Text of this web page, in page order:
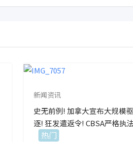
新闻资讯
史无前例! 加拿大宣布大规模驱
逐! 狂发遣返令! CBSA严格执
热门